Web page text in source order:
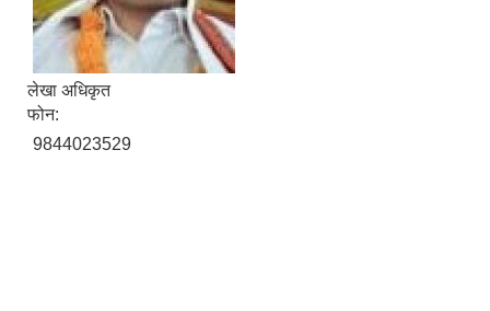
लेखा अधिकृत
फोन:
9844023529